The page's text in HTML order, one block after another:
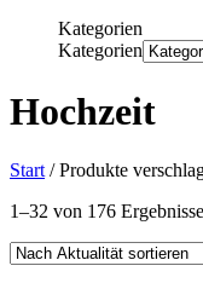
Kategorien
Kategorien
Hochzeit
Start / Produkte
1–32 von 176